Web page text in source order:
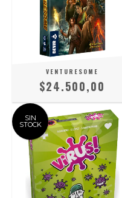
VENTURESOME
$24.500,00
SIN
STOCK